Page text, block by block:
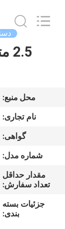
صفحه
محصولات
مجازی
Products
محل منبع:
نام تجاری:
گواهی:
شماره مدل:
مقدار حداقل
تعداد سفارش:
جزئیات بسته
بندی: